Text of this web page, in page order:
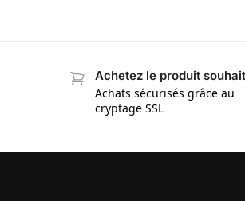
Achetez le produit
Achats sécurisés grâce au
cryptage SSL